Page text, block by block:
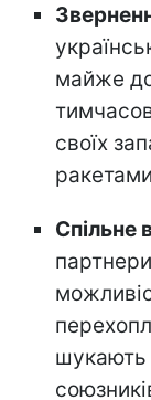
майже
своїх
Спільне
шукають